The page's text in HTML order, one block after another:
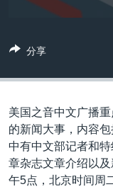
航
检
索
最新国际新闻
中东
欧洲
非洲
美洲
全球议题
分类新闻
人权·法律·宗教
科教·文娱·体健
军事
劳工
环境
热点专题
白宫要闻
国会报道
美中关系
美国建国250周年
埃博拉疫情
VOA视频
VOA今日焦点
中文广播
关注我们
分享
美国之音中文广播
的新闻大事，内容
中有中文部记者和
章杂志文章介绍以
午5点，北京时间周